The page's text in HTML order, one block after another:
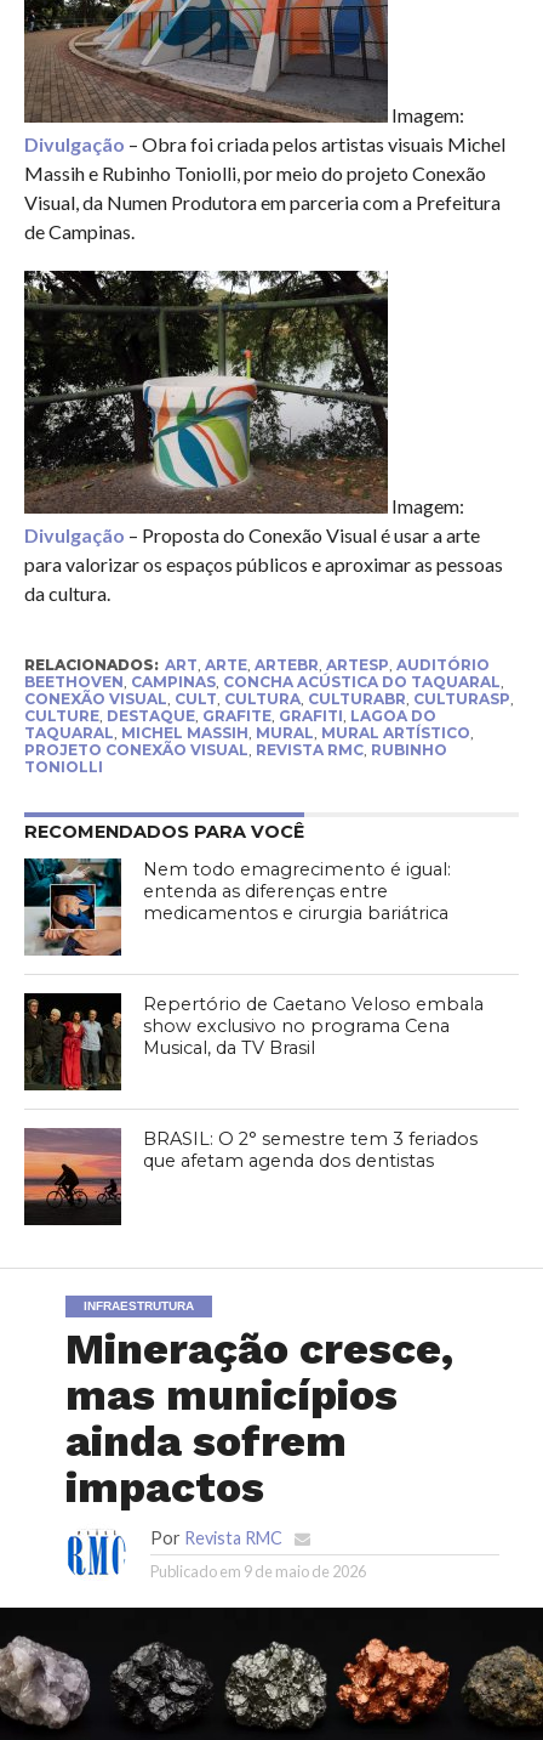
Imagem:
Divulgação – Obra foi criada pelos artistas visuais Michel
Massih e Rubinho Toniolli, por meio do projeto Conexão
Visual, da Numen Produtora em parceria com a Prefeitura
de Campinas.
Imagem:
Divulgação – Proposta do Conexão Visual é usar a arte
para valorizar os espaços públicos e aproximar as pessoas
da cultura.
RELACIONADOS: ART ARTE, ARTEBR ARTESP AUDITÓRIO
BEETHOVEN CAMPINAS, CONCHA ACÚSTICA DO TAQUARAL
CONEXÃO VISUAL CULT CULTURA, CULTURABR CULTURASP
CULTURE, DESTAQUE, GRAFITE, GRAFITI LAGOA DO
TAQUARAL MICHEL MASSIH MURAL MURAL ARTÍSTICO
PROJETO CONEXÃO VISUAL REVISTA RMC, RUBINHO
TONIOLLI
RECOMENDADOS PARA VOCÊ
Nem todo emagrecimento é igual:
entenda as diferenças entre
medicamentos e cirurgia bariátrica
Repertório de Caetano Veloso embala
show exclusivo no programa Cena
Musical, da TV Brasil
BRASIL: O 2° semestre tem 3 feriados
que afetam agenda dos dentistas
INFRAESTRUTURA
Mineração cresce,
mas municípios
ainda sofrem
impactos
Por Revista RMC
Publicado em 9 de maio de 2026